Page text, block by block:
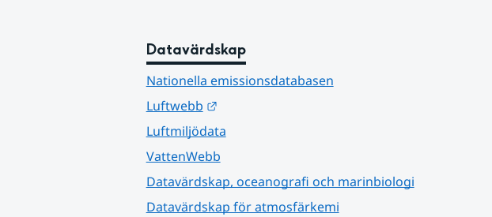
Datavärdskap
Nationella emissionsdatabasen
Luftwebb
Länk till annan webbplats.
Luftmiljödata
VattenWebb
Datavärdskap, oceanografi och marinbiologi
Datavärdskap för atmosfärkemi